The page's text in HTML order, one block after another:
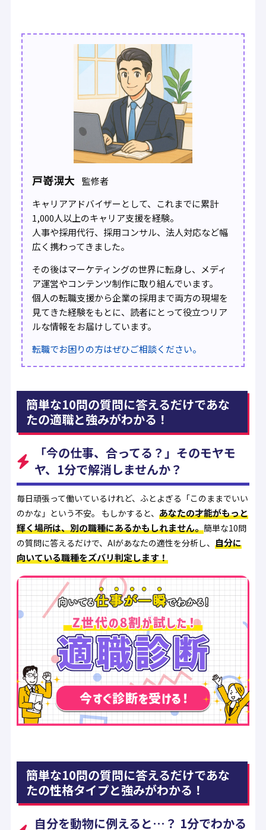
戸嵜滉大
監修者
キャリアアドバイザーとして、これまでに累計
1,000人以上のキャリア支援を経験。
人事や採用代行、採用コンサル、法人対応など幅
広く携わってきました。
その後はマーケティングの世界に転身し、メディ
ア運営やコンテンツ制作に取り組んでいます。
個人の転職支援から企業の採用まで両方の現場を
見てきた経験をもとに、読者にとって役立つリア
ルな情報をお届けしています。
転職でお困りの方はぜひご相談ください。
簡単な10問の質問に答えるだけであな
たの適職と強みがわかる！
「今の仕事、合ってる？」そのモヤモ
ヤ、1分で解消しませんか？
毎日頑張って働いているけれど、ふとよぎる「このままでいい
のかな」という不安。 もしかすると、 あなたの才能がもっと
輝く場所は、別の職種にあるかもしれません。簡単な10問
の質問に答えるだけで、AIがあなたの適性を分析し、 自分に
向いている職種をズバリ判定します！
簡単な10問の質問に答えるだけであな
たの性格タイプと強みがわかる！
自分を動物に例えると…？ 1分でわかる